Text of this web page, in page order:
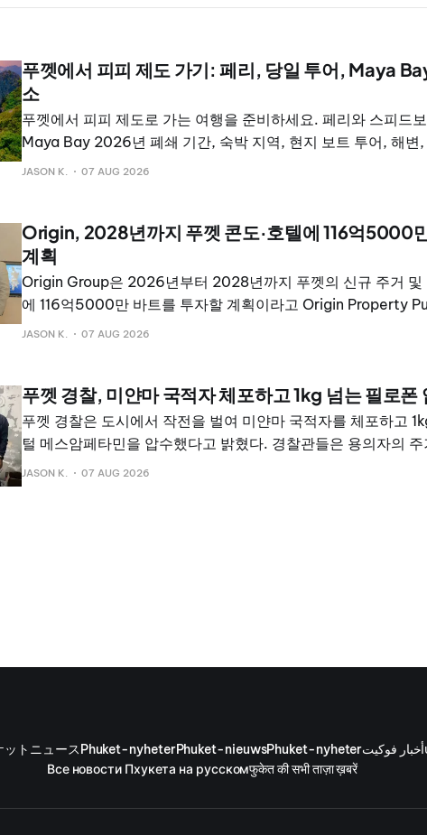
푸껫에서 피피 제도 가기: 페리, 당일 투어, Maya
소
푸껫에서 피피 제도로 가는 여행을 준비하세요. 페리와 스피드
Maya Bay 2026년 폐쇄 기간, 숙박 지역, 현지 보트 투어, 해변,
적인 단점을 정리했습니다.
JASON K. 07 AUG 2026
Origin, 2028년까지 푸껫 콘도·호텔에 116억5000
계획
Origin Group은 2026년부터 2028년까지 푸껫의 신규 주거 및
에 116억5000만 바트를 투자할 계획이라고 Origin Property
LimitedORI가 밝혔다. 이는 2026년 2분기 말 기준 183억5000
로 구성된 포트폴리오를 개발해 왔다고 말했다.
JASON K. 07 AUG 2026
푸껫 경찰, 미얀마 국적자 체포하고 1kg 넘는 필로폰
푸껫 경찰은 도시에서 작전을 벌여 미얀마 국적자를 체포하고
털 메스암페타민을 압수했다고 밝혔다. 경찰관들은 용의자의 주
신처를 수색했으며, 그곳에 마약이 숨겨져 있었다고 밝혔다. 또
JASON K. 07 AUG 2026
ットニュースPhuket-nyheterPhuket-nieuwsPhuket-nyheterأخبار فوكيت
Все новости Пхукета на русскомफुकेत की सभी ताज़ा ख़बरें